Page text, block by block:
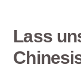
Lass